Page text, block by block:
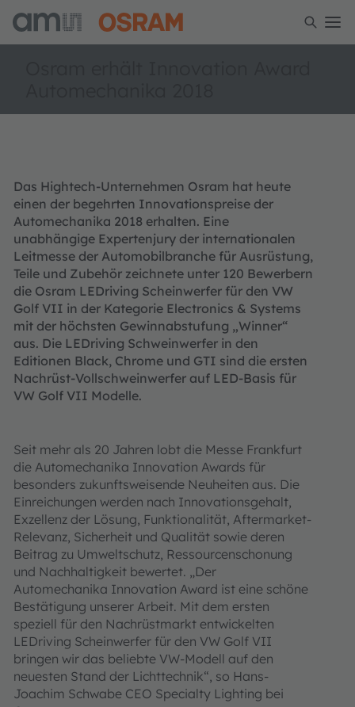
Das Hightech-Unternehmen Osram hat heute
einen der begehrten Innovationspreise der
Automechanika 2018 erhalten. Eine
unabhängige Expertenjury der internationalen
Leitmesse der Automobilbranche für Ausrüstung,
Teile und Zubehör zeichnete unter 120 Bewerbern
die Osram LEDriving Scheinwerfer für den VW
Golf VII in der Kategorie Electronics & Systems
mit der höchsten Gewinnabstufung „Winner“
aus. Die LEDriving Schweinwerfer in den
Editionen Black, Chrome und GTI sind die ersten
Nachrüst-Vollschweinwerfer auf LED-Basis für
VW Golf VII Modelle.
Seit mehr als 20 Jahren lobt die Messe Frankfurt
die Automechanika Innovation Awards für
besonders zukunftsweisende Neuheiten aus. Die
Einreichungen werden nach Innovationsgehalt,
Exzellenz der Lösung, Funktionalität, Aftermarket-
Relevanz, Sicherheit und Qualität sowie deren
Beitrag zu Umweltschutz, Ressourcenschonung
und Nachhaltigkeit bewertet. „Der
Automechanika Innovation Award ist eine schöne
Bestätigung unserer Arbeit. Mit dem ersten
speziell für den Nachrüstmarkt entwickelten
LEDriving Scheinwerfer für den VW Golf VII
bringen wir das beliebte VW-Modell auf den
neuesten Stand der Lichttechnik“, so Hans-
Joachim Schwabe CEO Specialty Lighting bei